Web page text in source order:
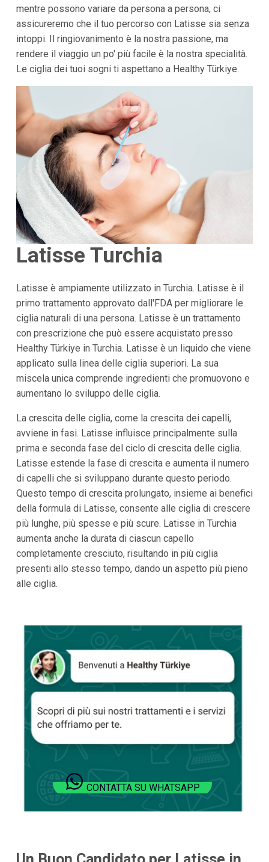
mentre possono variare da persona a persona, ci
assicureremo che il tuo percorso con Latisse sia senza
intoppi. Il ringiovanimento è la nostra passione, ma
rendere il viaggio un po' più facile è la nostra specialità.
Le ciglia dei tuoi sogni ti aspettano a Healthy Türkiye.
Latisse Turchia
Latisse è ampiamente utilizzato in Turchia. Latisse è il
primo trattamento approvato dall'FDA per migliorare le
ciglia naturali di una persona. Latisse è un trattamento
con prescrizione che può essere acquistato presso
Healthy Türkiye in Turchia. Latisse è un liquido che viene
applicato sulla linea delle ciglia superiori. La sua
miscela unica comprende ingredienti che promuovono e
aumentano lo sviluppo delle ciglia.
La crescita delle ciglia, come la crescita dei capelli,
avviene in fasi. Latisse influisce principalmente sulla
prima e seconda fase del ciclo di crescita delle ciglia.
Latisse estende la fase di crescita e aumenta il numero
di capelli che si sviluppano durante questo periodo.
Questo tempo di crescita prolungato, insieme ai benefici
della formula di Latisse, consente alle ciglia di crescere
più lunghe, più spesse e più scure. Latisse in Turchia
aumenta anche la durata di ciascun capello
completamente cresciuto, risultando in più ciglia
presenti allo stesso tempo, dando un aspetto più pieno
alle ciglia.
CONTATTA SU WHATSAPP